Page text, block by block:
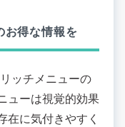
お得な情報を
ッチメニューの
ューは視覚的効果
在に気付きやすく